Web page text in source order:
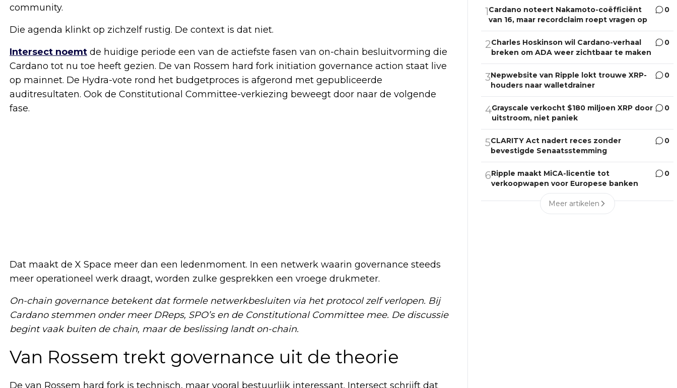
community.
Die agenda klinkt op zichzelf rustig. De context is dat niet.
Intersect noemt de huidige periode een van de actiefste fasen van on-chain besluitvorming die
Cardano tot nu toe heeft gezien. De van Rossem hard fork initiation governance action staat live
op mainnet. De Hydra-vote rond het budgetproces is afgerond met gepubliceerde
auditresultaten. Ook de Constitutional Committee-verkiezing beweegt door naar de volgende
fase.
Dat maakt de X Space meer dan een ledenmoment. In een netwerk waarin governance steeds
meer operationeel werk draagt, worden zulke gesprekken een vroege drukmeter.
On-chain governance betekent dat formele netwerkbesluiten via het protocol zelf verlopen. Bij
Cardano stemmen onder meer DReps, SPO’s en de Constitutional Committee mee. De discussie
begint vaak buiten de chain, maar de beslissing landt on-chain.
Van Rossem trekt governance uit de theorie
De van Rossem hard fork is technisch, maar vooral bestuurlijk interessant. Intersect schrijft dat
1Cardano noteert Nakamoto-coëfficiënt
van 16, maar recordclaim roept vragen op
0
2Charles Hoskinson wil Cardano-verhaal
breken om ADA weer zichtbaar te maken
0
3Nepwebsite van Ripple lokt trouwe XRP-
houders naar walletdrainer
0
4Grayscale verkocht $180 miljoen XRP door
uitstroom, niet paniek
0
5CLARITY Act nadert reces zonder
bevestigde Senaatsstemming
0
6Ripple maakt MiCA-licentie tot
verkoopwapen voor Europese banken
0
Meer artikelen